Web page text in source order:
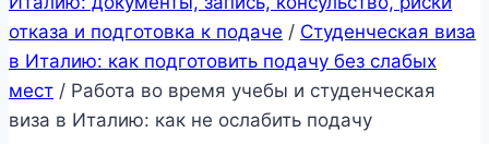
отказа и подготовка к подаче / Студенческая виза
в Италию: как подготовить подачу без слабых
мест / Работа во время учебы и студенческая
виза в Италию: как не ослабить подачу